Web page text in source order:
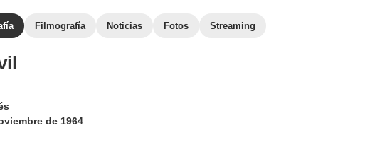
Filmografía Noticias Fotos Streaming
de 1964